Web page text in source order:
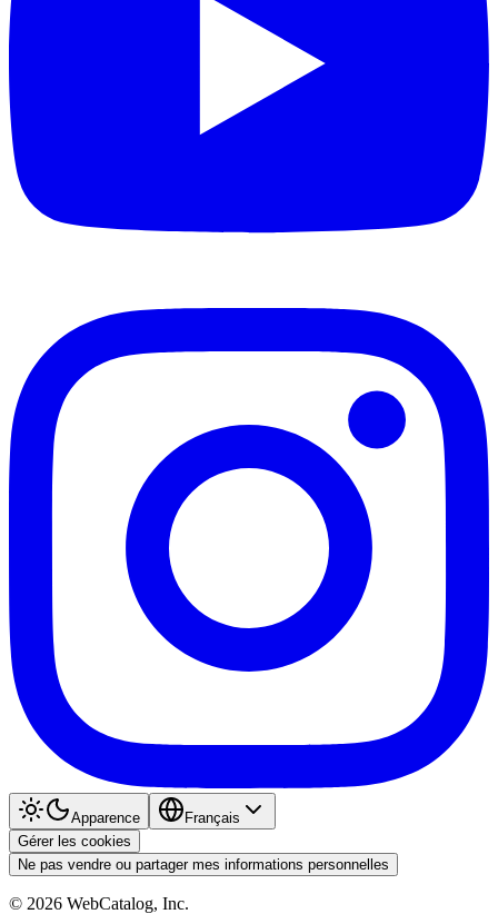
Apparence
Français
Gérer les cookies
Ne pas vendre ou partager mes informations personnelles
© 2026 WebCatalog, Inc.